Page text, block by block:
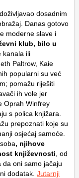
dosadnim
Danas gotovo
moderne slave i
klub, bilo u
kanala ili
Paltrow, Kaie
popularni su već
pomažu riješiti
ih vole jer
Oprah Winfrey
s polica knjižara.
prepoznati koje su
osjećaj samoće.
, njihove
književnosti , od
oni samo jačaju
dodatak. Jutarnji